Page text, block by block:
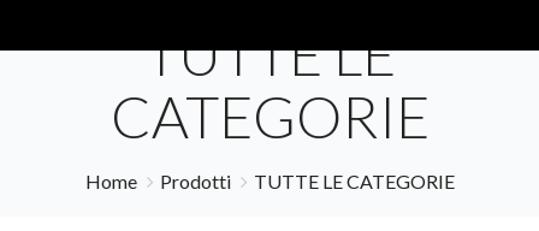
TUTTE LE
CATEGORIE
Home Prodotti TUTTE LE CATEGORIE